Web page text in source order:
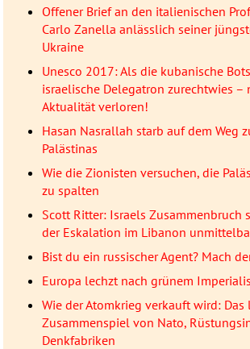
Offener Brief an den italienischen
Carlo Zanella anlässlich seiner
Ukraine
Unesco 2017: Als die kubanische
israelische Delegatron zurechtwies –
Aktualität verloren!
Hasan Nasrallah starb auf dem Weg
Palästinas
Wie die Zionisten versuchen, die
zu spalten
Scott Ritter: Israels Zusammenbruch
der Eskalation im Libanon
Bist du ein russischer Agent? Mach
Europa lechzt nach grünem
Wie der Atomkrieg verkauft wird: Das
Zusammenspiel von Nato,
Denkfabriken